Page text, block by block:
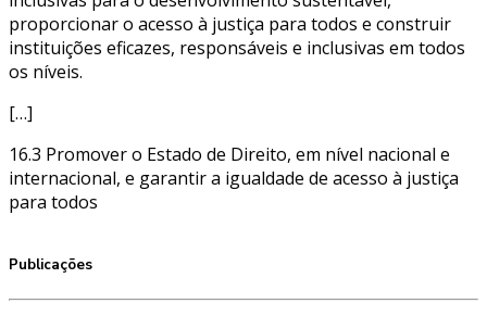
proporcionar o acesso à justiça para todos e construir
instituições eficazes, responsáveis e inclusivas em todos
os níveis.
[…]
16.3 Promover o Estado de Direito, em nível nacional e
internacional, e garantir a igualdade de acesso à justiça
para todos
Publicações